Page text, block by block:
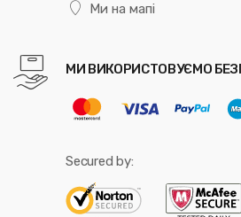
Ми на мапі
МИ ВИКОРИСТОВУЄМО
Secured by: